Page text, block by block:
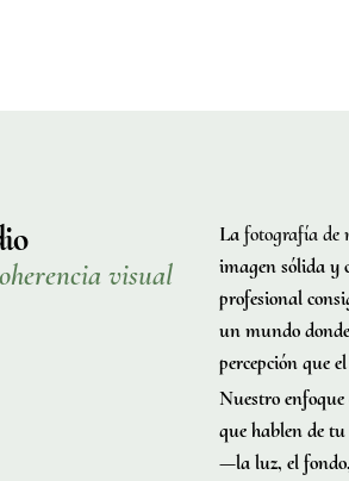
visual
Lafotografía de
imagen sólida y
profesional
un mundo
percepción que
Nuestro
que hablen de
—la luz, el